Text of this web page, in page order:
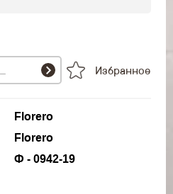
Избранное
Florero
Florero
Ф - 0942-19